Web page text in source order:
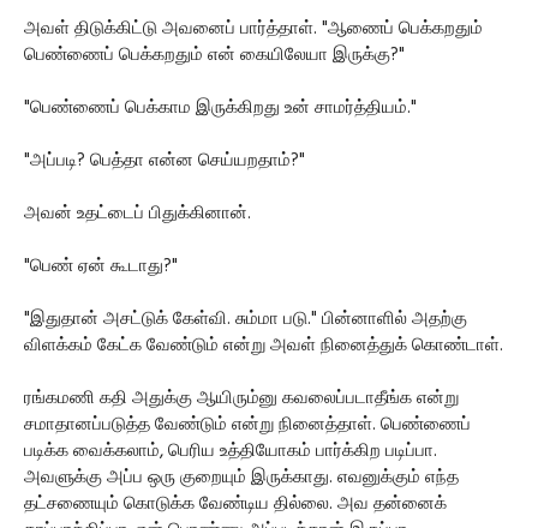
அவள் திடுக்கிட்டு அவனைப் பார்த்தாள். "ஆணைப் பெக்கறதும்
பெண்ணைப் பெக்கறதும் என் கையிலேயா இருக்கு?"
"பெண்ணைப் பெக்காம இருக்கிறது உன் சாமர்த்தியம்."
"அப்படி? பெத்தா என்ன செய்யறதாம்?"
அவன் உதட்டைப் பிதுக்கினான்.
"பெண் ஏன் கூடாது?"
"இதுதான் அசட்டுக் கேள்வி. சும்மா படு." பின்னாளில் அதற்கு
விளக்கம் கேட்க வேண்டும் என்று அவள் நினைத்துக் கொண்டாள்.
ரங்கமணி கதி அதுக்கு ஆயிரும்னு கவலைப்படாதீங்க என்று
சமாதானப்படுத்த வேண்டும் என்று நினைத்தாள். பெண்ணைப்
படிக்க வைக்கலாம், பெரிய உத்தியோகம் பார்க்கிற படிப்பா.
அவளுக்கு அப்ப ஒரு குறையும் இருக்காது. எவனுக்கும் எந்த
தட்சணையும் கொடுக்க வேண்டிய தில்லை. அவ தன்னைக்